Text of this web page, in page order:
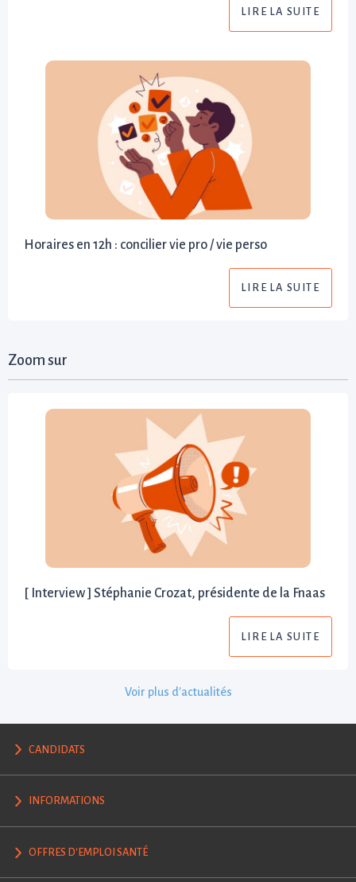
LIRE LA SUITE
Horaires en 12h : concilier vie pro / vie perso
LIRE LA SUITE
Zoom sur
[ Interview ] Stéphanie Crozat, présidente de la Fnaas
LIRE LA SUITE
Voir plus d'actualités
CANDIDATS
INFORMATIONS
OFFRES D'EMPLOI SANTÉ